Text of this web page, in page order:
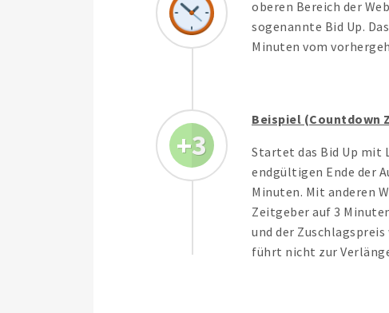
oberen Bereich der
sogenannte Bid Up.
Minuten vom
3
Beispiel (Countdown
Startet das Bid Up mit
endgültigen Ende der
Minuten. Mit anderen
Zeitgeber auf 3
und der
führt nicht zur